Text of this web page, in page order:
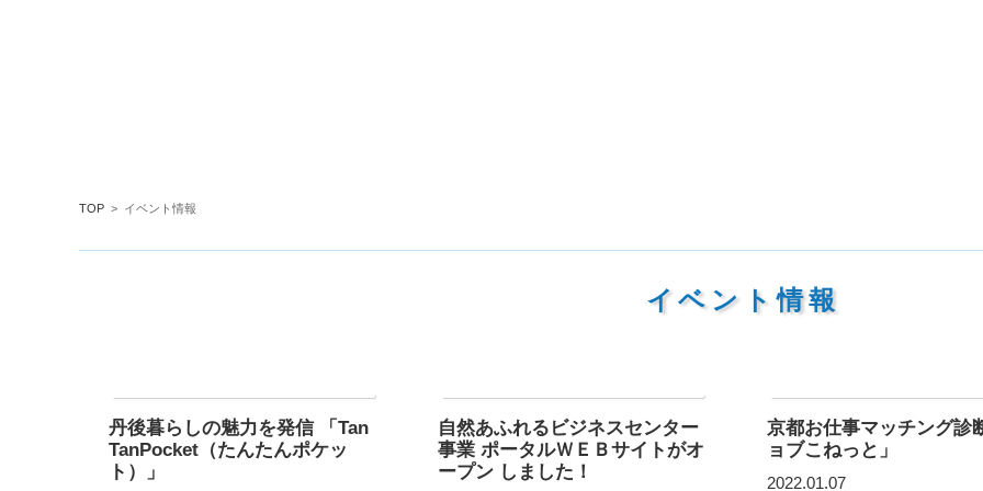
TOP > イベント情報
イベント情報
丹後暮らしの魅力を発信 「Tan
TanPocket（たんたんポケッ
ト）」
自然あふれるビジネスセンター
事業 ポータルＷＥＢサイトがオ
ープン しました！
京都お仕事マッチング診
ョブこねっと」
2022.01.07